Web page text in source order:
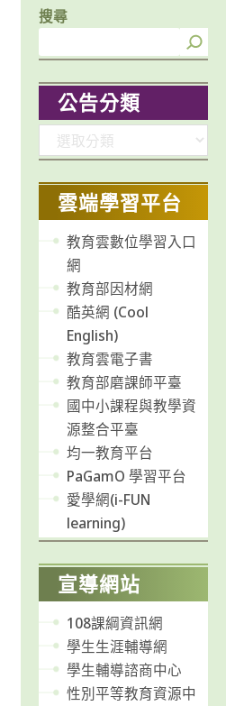
搜尋
公告分類
類
雲端學習平台
教育雲數位學習入口
網
教育部因材網
酷英網 (Cool
English)
教育雲電子書
教育部磨課師平臺
國中小課程與教學資
源整合平臺
均一教育平台
PaGamO 學習平台
愛學網(i-FUN
learning)
宣導網站
108課綱資訊網
學生生涯輔導網
學生輔導諮商中心
性別平等教育資源中